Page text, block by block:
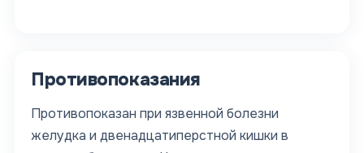
Противопоказания
Противопоказан при язвенной болезни
желудка и двенадцатиперстной кишки в